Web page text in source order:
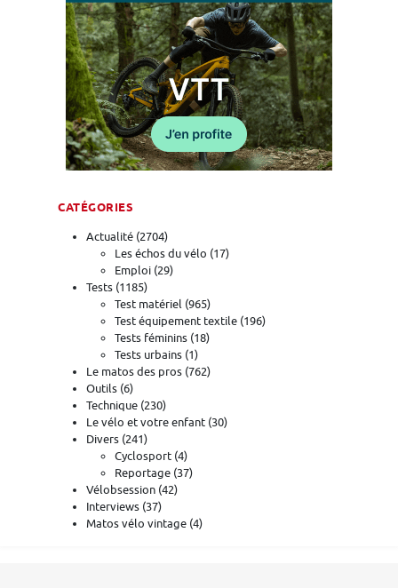
CATÉGORIES
Actualité (2704)
Les échos du vélo (17)
Emploi (29)
Tests (1185)
Test matériel (965)
Test équipement textile (196)
Tests féminins (18)
Tests urbains (1)
Le matos des pros (762)
Outils (6)
Technique (230)
Le vélo et votre enfant (30)
Divers (241)
Cyclosport (4)
Reportage (37)
Vélobsession (42)
Interviews (37)
Matos vélo vintage (4)